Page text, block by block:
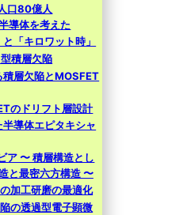
口80億人
導体を考えた
と「キロワット時」
積層欠陥
積層欠陥とMOSFET
のドリフト層設計
導体エピタキシャ
ア 〜 積層構造とし
と最密六方構造 〜
加工研磨の最適化
の透過型電子顕微